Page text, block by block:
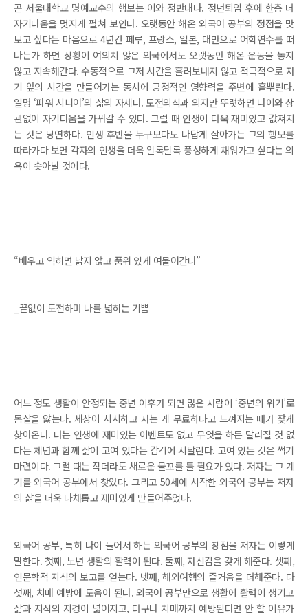
곤 서울대학교 명예교수의 행보는 이와 정반대다. 정년퇴임 후에 한층 더
자기다움을 멋지게 펼쳐 보인다. 오랫동안 해온 외국어 공부의 정점을 맛
보고 싶다는 마음으로 4년간 페루, 프랑스, 일본, 대만으로 어학연수를 떠
나는가 하면 상황이 여의치 않은 외국에서도 오랫동안 해온 운동을 놓지
않고 지속해간다. 수동적으로 그저 시간을 흘려보내지 않고 적극적으로 자
기 앞의 시간을 만들어가는 동시에 긍정적인 영향력을 주변에 흩뿌린다.
일명 ‘파워 시니어’의 삶의 자세다. 도전의식과 의지만 뚜렷하면 나이와 상
관없이 자기다움을 가꿔갈 수 있다. 그럴 때 인생이 더욱 재미있고 값져지
는 것은 당연하다. 인생 후반을 누구보다도 나답게 살아가는 그의 행보를
따라가다 보면 각자의 인생을 더욱 알록달록 풍성하게 채워가고 싶다는 의
욕이 솟아날 것이다.
“배우고 익히면 낡지 않고 품위 있게 여물어간다”
_끝없이 도전하며 나를 넓히는 기쁨
어느 정도 생활이 안정되는 중년 이후가 되면 많은 사람이 ‘중년의 위기’로
몸살을 앓는다. 세상이 시시하고 사는 게 무료하다고 느껴지는 때가 잦게
찾아온다. 더는 인생에 재미있는 이벤트도 없고 무엇을 하든 달라질 것 없
다는 체념과 함께 삶이 고여 있다는 감각에 시달린다. 고여 있는 것은 썩기
마련이다. 그럴 때는 작더라도 새로운 물꼬를 틀 필요가 있다. 저자는 그 계
기를 외국어 공부에서 찾았다. 그리고 50세에 시작한 외국어 공부는 저자
의 삶을 더욱 다채롭고 재미있게 만들어주었다.
외국어 공부, 특히 나이 들어서 하는 외국어 공부의 장점을 저자는 이렇게
말한다. 첫째, 노년 생활의 활력이 된다. 둘째, 자신감을 갖게 해준다. 셋째,
인문학적 지식의 보고를 얻는다. 넷째, 해외여행의 즐거움을 더해준다. 다
섯째, 치매 예방에 도움이 된다. 외국어 공부만으로 생활에 활력이 생기고
삶과 지식의 지경이 넓어지고, 더구나 치매까지 예방된다면 안 할 이유가